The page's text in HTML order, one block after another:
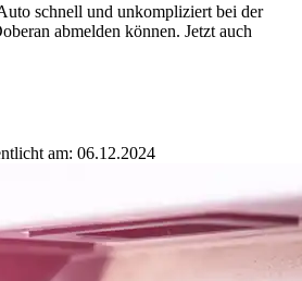
schnell und unkompliziert bei der
abmelden können. Jetzt auch
am: 06.12.2024